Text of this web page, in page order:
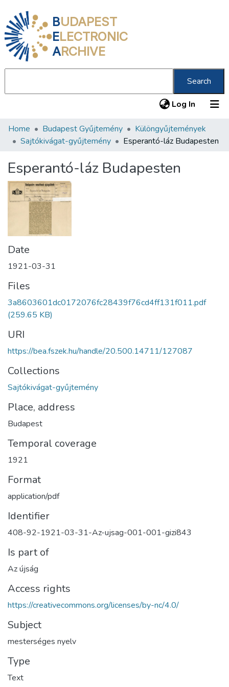
BUDAPEST
ELECTRONIC
ARCHIVE
Search
Log In (current)
Communities & Collections
Statistics
About us
Home Budapest Gyűjtemény
Különgyűjtemények
Sajtókivágat-gyűjtemény
Esperantó-láz Budapesten
Esperantó-láz Budapesten
Date
1921-03-31
Files
3a8603601dc0172076fc28439f76cd4ff131f011.pdf
(259.65 KB)
URI
https://bea.fszek.hu/handle/20.500.14711/127087
Collections
Sajtókivágat-gyűjtemény
Place, address
Budapest
Temporal coverage
1921
Format
application/pdf
Identifier
408-92-1921-03-31-Az-ujsag-001-001-gizi843
Is part of
Az újság
Access rights
https://creativecommons.org/licenses/by-nc/4.0/
Subject
mesterséges nyelv
Type
Text